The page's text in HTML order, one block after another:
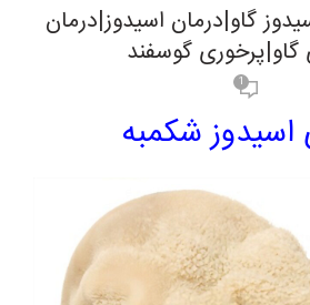
گاو|درمان اسیدوز|درمان
گاو|پرخوری گوسفند
1
اسیدوز شکمبه